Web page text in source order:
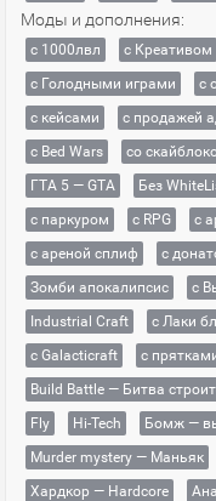
Моды и дополнения:
с 1000лвл c Креативом
с Голодными играми
с
с кейсами
с продажей
с Bed Wars
со
ГТА 5 — GTA
Без
с паркуром
с RPG с
с ареной сплиф
с
Зомби апокалипсис
с
Industrial Craft
с Лаки
с Galacticraft
с
Build Battle — Битва
Fly
Hi-Tech
Бомж —
Murder mystery — Маньяк
Хардкор — Hardcore